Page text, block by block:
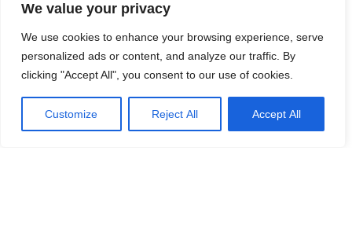
We value your privacy
We use cookies to enhance your browsing experience, serve
personalized ads or content, and analyze our traffic. By
clicking "Accept All", you consent to our use of cookies.
Customize Reject All Accept All
av just C-vitamin.
B-vitaminer
B-vitaminer är viktiga för kroppens energimetabolism